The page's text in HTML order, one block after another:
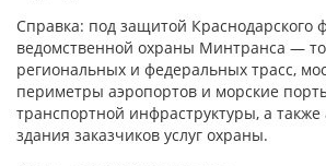
Справка: под защитой Краснодарского
ведомственной охраны Минтранса —
региональных и федеральных трасс,
периметры аэропортов и морские
транспортной инфраструктуры, а
здания заказчиков услуг охраны.